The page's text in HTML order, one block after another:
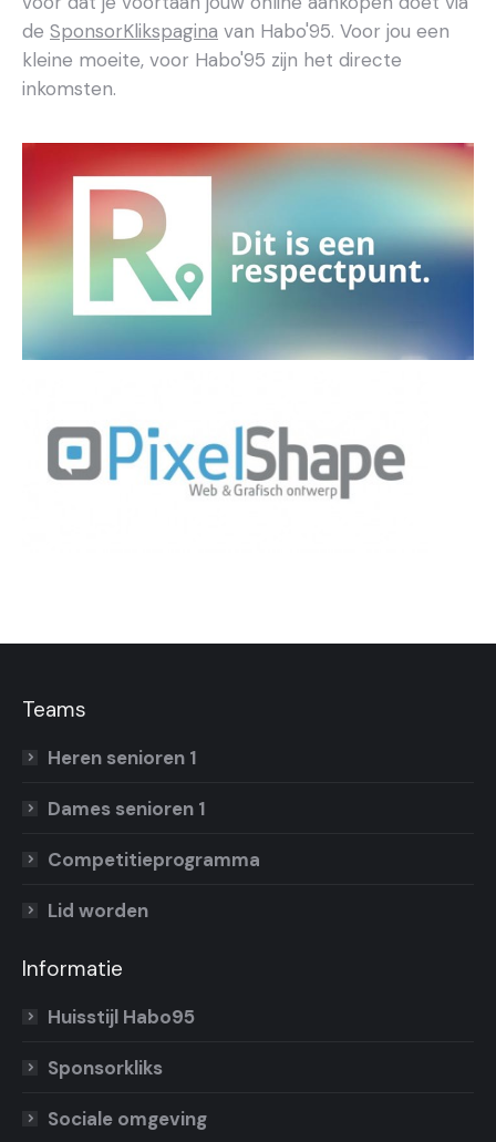
de SponsorKlikspagina van Habo'95. Voor jou een
kleine moeite, voor Habo'95 zijn het directe
inkomsten.
Teams
Heren senioren 1
Dames senioren 1
Competitieprogramma
Lid worden
Informatie
Huisstijl Habo95
Sponsorkliks
Sociale omgeving